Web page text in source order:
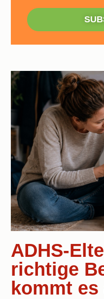
ADHS-
richtige
kommt es